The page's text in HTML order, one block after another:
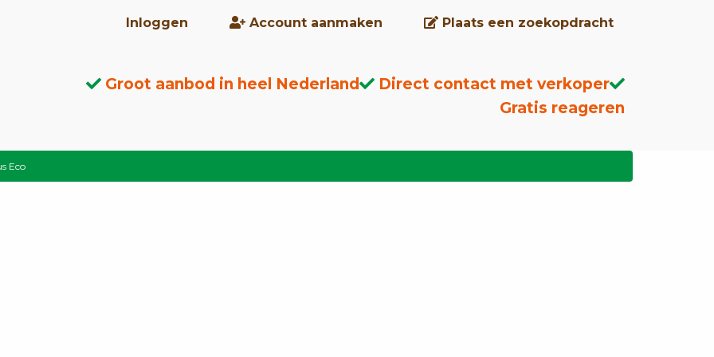
Inloggen Account aanmaken Plaats een zoekopdracht
Groot aanbod in heel Nederland
Direct contact met verkoper
Gratis reageren
Eco